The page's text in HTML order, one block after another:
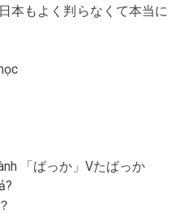
本もよく判らなくて本当に
「ばっか」Vたばっか